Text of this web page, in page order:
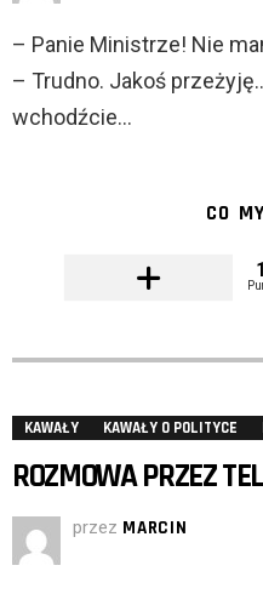
– Panie Ministrze! Nie
– Trudno. Jakoś
wchodźcie…
CO
KAWAŁY KAWAŁY O POLITYCE
ROZMOWA PRZEZ
przez MARCIN